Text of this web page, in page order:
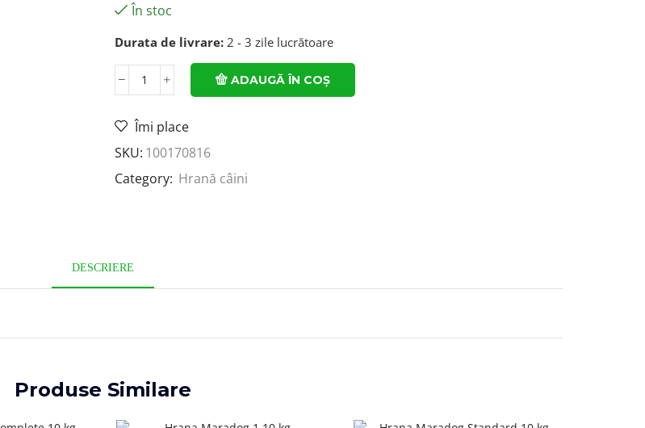
În stoc
Durata de livrare: 2 - 3 zile lucrătoare
ADAUGĂ ÎN COȘ
Îmi place
SKU: 100170816
Category: Hrană câini
DESCRIERE
Produse Similare